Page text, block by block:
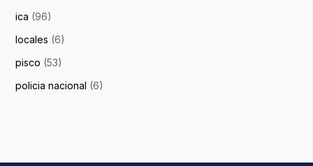
ica (96)
locales (6)
pisco (53)
policia nacional (6)